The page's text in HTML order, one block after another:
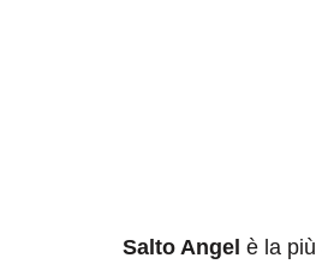
Salto Angel è la più